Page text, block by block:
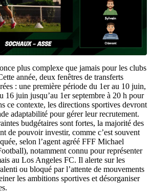
plus complexe que jamais pour les clubs
année, deux fenêtres de transferts
: une première période du 1er au 10 juin,
16 juin jusqu’au 1er septembre à 20 h pour
ce contexte, les directions sportives devront
adaptabilité pour gérer leur recrutement.
budgétaires sont fortes, la majorité des
de pouvoir investir, comme c’est souvent
selon l’agent agréé FFF Michael
notamment connu pour représenter
au Los Angeles FC. Il alerte sur les
ou bloqué par l’attente de mouvements
les ambitions sportives et désorganiser